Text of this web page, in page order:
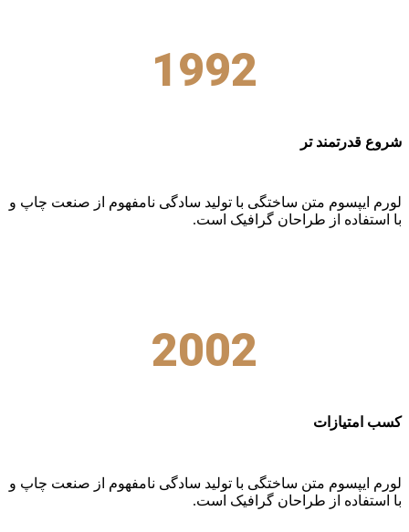
1992
شروع قدرتمند تر
لورم ایپسوم متن ساختگی با تولید سادگی نامفهوم از صنعت چاپ و
با استفاده از طراحان گرافیک است.
2002
کسب امتیازات
لورم ایپسوم متن ساختگی با تولید سادگی نامفهوم از صنعت چاپ و
با استفاده از طراحان گرافیک است.